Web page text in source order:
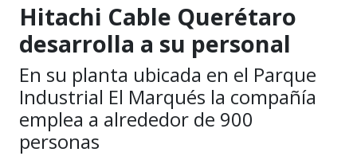
Hitachi Cable Querétaro
desarrolla a su personal
En su planta ubicada en el Parque
Industrial El Marqués la compañía
emplea a alrededor de 900
personas